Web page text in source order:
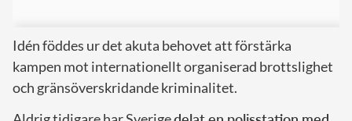
Idén föddes ur det akuta behovet att förstärka
kampen mot internationellt organiserad brottslighet
och gränsöverskridande kriminalitet.